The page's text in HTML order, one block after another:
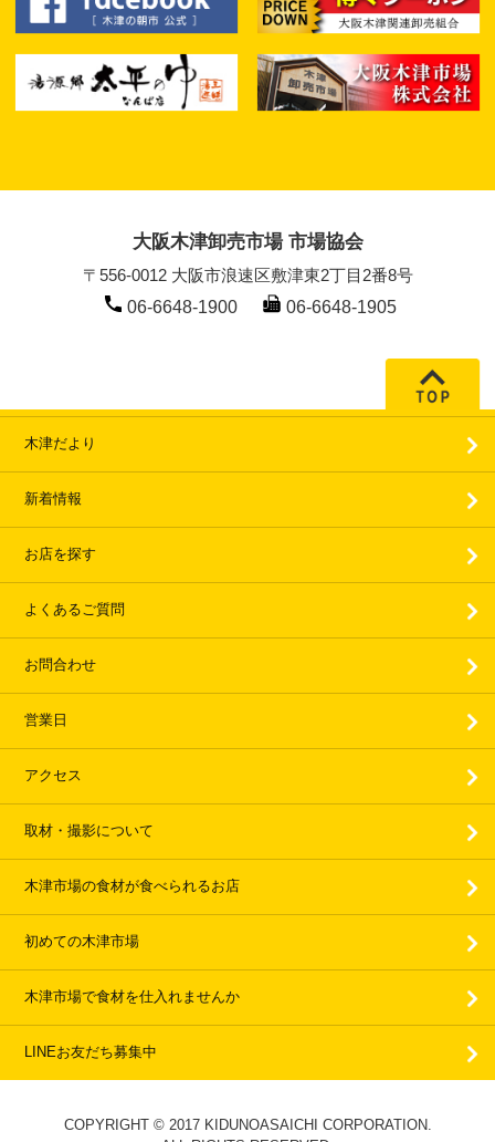
大阪木津卸売市場 市場協会
〒556-0012 大阪市浪速区敷津東2丁目2番8号
06-6648-1900
06-6648-1905
木津だより
新着情報
お店を探す
よくあるご質問
お問合わせ
営業日
アクセス
取材・撮影について
木津市場の食材が食べられるお店
初めての木津市場
木津市場で食材を仕入れませんか
LINEお友だち募集中
COPYRIGHT © 2017 KIDUNOASAICHI CORPORATION.